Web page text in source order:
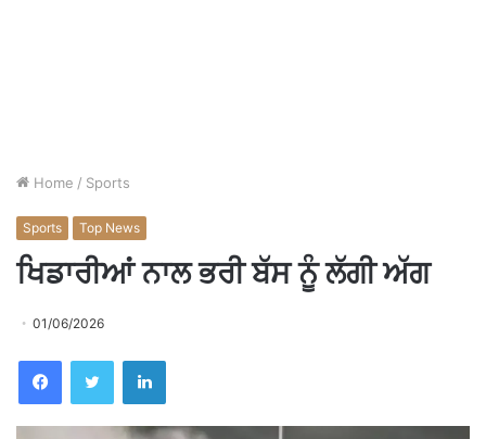
Home / Sports
Sports Top News
ਖਿਡਾਰੀਆਂ ਨਾਲ ਭਰੀ ਬੱਸ ਨੂੰ ਲੱਗੀ ਅੱਗ
01/06/2026